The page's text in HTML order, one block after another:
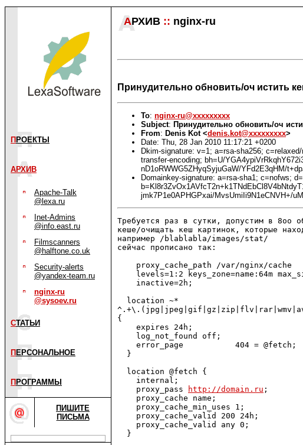
П РОЕКТЫ
АРХИВ
Apache-Talk
@lexa.ru
Inet-Admins
@info.east.ru
Filmscanners
@halftone.co.uk
Security-alerts
@yandex-team.ru
nginx-ru
@sysoev.ru
СТАТЬИ
П ЕРСОНАЛЬНОЕ
П РОГРАММЫ
ПИШИТЕ
ПИСЬМА
АРХИВ :: nginx-ru
Принудительно обновить/оч истить
To: nginx-ru@xxxxxxxxx
Subject: Принудительно обновить/оч
From: Denis Kot <denis.kot@xxxxxxxxx>
Date: Thu, 28 Jan 2010 11:17:21 +0200
Dkim-signature: v=1; a=rsa-sha256;
transfer-encoding; bh=U/
nD1oRWWG5ZHyqSyjuGaW/YFd2E3qHM/
Domainkey-signature: a=rsa-sha1; c=nofws;
jmk7P1e0APHGPxai/MvsUmiIi9N1eCNVH+/
Требуется раз в сутки, допустим в 8оо
кеше/очищать кеш картинок, которые
например /blablabla/images/stat/
сейчас прописано так:
    proxy_cache_path /var/nginx/cache
levels=1:2 keys_zone=name:64m
    inactive=2h;
  location ~*
{
    expires 24h;
    log_not_found off;
    error_page           404 = @fetch;
  }
  location @fetch {
    internal;
    proxy_pass
http://domain.ru ;
    proxy_cache name;
    proxy_cache_min_uses 1;
    proxy_cache_valid 200 24h;
    proxy_cache_valid any 0;
  }